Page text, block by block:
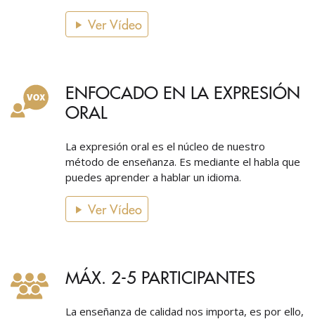
Ver Vídeo
ENFOCADO EN LA EXPRESIÓN
ORAL
La expresión oral es el núcleo de nuestro
método de enseñanza. Es mediante el habla que
puedes aprender a hablar un idioma.
Ver Vídeo
MÁX. 2-5 PARTICIPANTES
La enseñanza de calidad nos importa, es por ello,